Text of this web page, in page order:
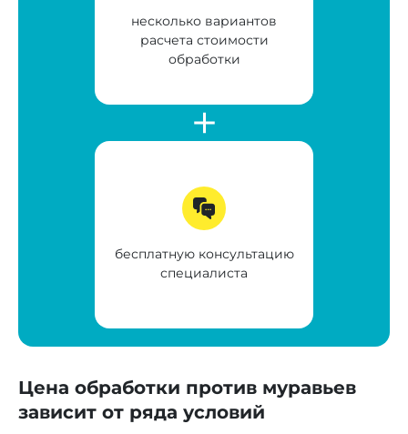
несколько вариантов
расчета стоимости
обработки
бесплатную консультацию
специалиста
Цена обработки против муравьев
зависит от ряда условий